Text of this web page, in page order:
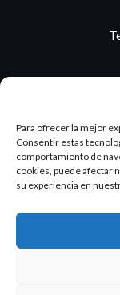
Para ofrecer la mejor
Consentir estas
comportamiento de
cookies, puede afectar
su experiencia en
2026 Dake.